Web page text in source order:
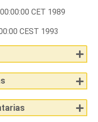
CET 1989
CEST 1993